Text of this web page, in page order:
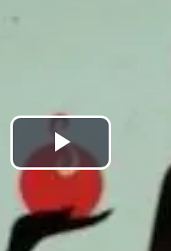
Play
Video